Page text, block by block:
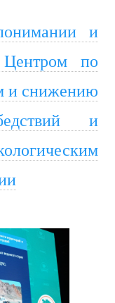
и
Центром по
и снижению
и